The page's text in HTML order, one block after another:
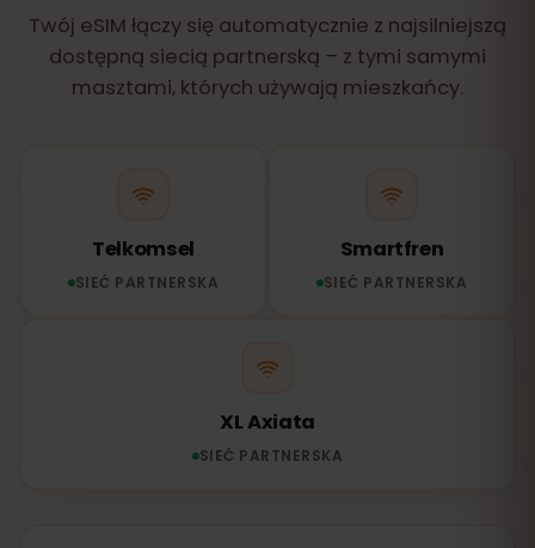
Twój eSIM łączy się automatycznie z najsilniejszą
dostępną siecią partnerską – z tymi samymi
masztami, których używają mieszkańcy.
Telkomsel
SIEĆ PARTNERSKA
Smartfren
SIEĆ PARTNERSKA
XL Axiata
SIEĆ PARTNERSKA